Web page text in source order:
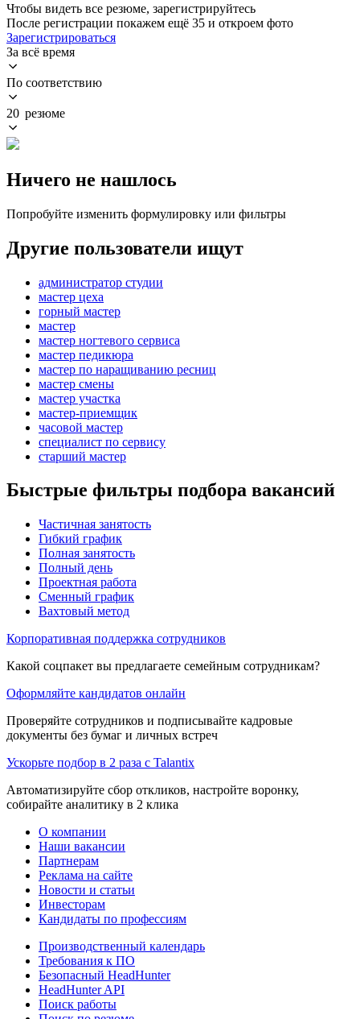
Чтобы видеть все резюме, зарегистрируйтесь
После регистрации покажем ещё 35 и откроем фото
Зарегистрироваться
За всё время
По соответствию
20 резюме
Ничего не нашлось
Попробуйте изменить формулировку или фильтры
Другие пользователи ищут
администратор студии
мастер цеха
горный мастер
мастер
мастер ногтевого сервиса
мастер педикюра
мастер по наращиванию ресниц
мастер смены
мастер участка
мастер-приемщик
часовой мастер
специалист по сервису
старший мастер
Быстрые фильтры подбора вакансий
Частичная занятость
Гибкий график
Полная занятость
Полный день
Проектная работа
Сменный график
Вахтовый метод
Корпоративная поддержка сотрудников
Какой соцпакет вы предлагаете семейным сотрудникам?
Оформляйте кандидатов онлайн
Проверяйте сотрудников и подписывайте кадровые
документы без бумаг и личных встреч
Ускорьте подбор в 2 раза с Talantix
Автоматизируйте сбор откликов, настройте воронку,
собирайте аналитику в 2 клика
О компании
Наши вакансии
Партнерам
Реклама на сайте
Новости и статьи
Инвесторам
Кандидаты по профессиям
Производственный календарь
Требования к ПО
Безопасный HeadHunter
HeadHunter API
Поиск работы